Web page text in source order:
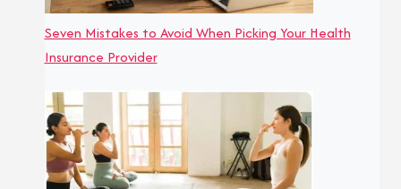
Seven Mistakes to Avoid When Picking Your Health
Insurance Provider